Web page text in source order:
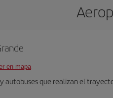
en mapa
autobuses que realizan el